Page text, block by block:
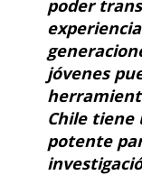
poder
jóvenes
Chile tiene
potente